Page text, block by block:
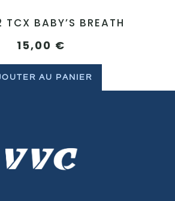
BABY’S BREATH
15,00 €
AU PANIER